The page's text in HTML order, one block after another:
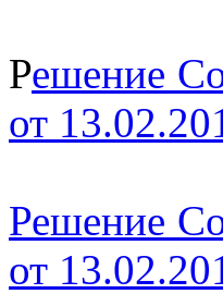
Решение
от
Решение
от